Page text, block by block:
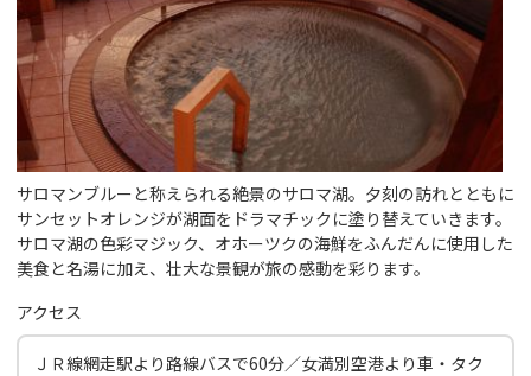
サロマンブルーと称えられる絶景のサロマ湖。夕刻の訪れとともに
サンセットオレンジが湖面をドラマチックに塗り替えていきます。
サロマ湖の色彩マジック、オホーツクの海鮮をふんだんに使用した
美食と名湯に加え、壮大な景観が旅の感動を彩ります。
アクセス
ＪＲ線網走駅より路線バスで60分／女満別空港より車・タク